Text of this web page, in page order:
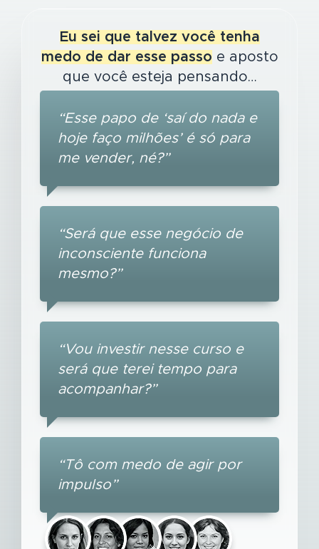
Eu sei que talvez você tenha
medo de dar esse passo e aposto
que você esteja pensando…
“Esse papo de ‘saí do nada e
hoje faço milhões’ é só para
me vender, né?”
“Será que esse negócio de
inconsciente funciona
mesmo?”
“Vou investir nesse curso e
será que terei tempo para
acompanhar?”
“Tô com medo de agir por
impulso”